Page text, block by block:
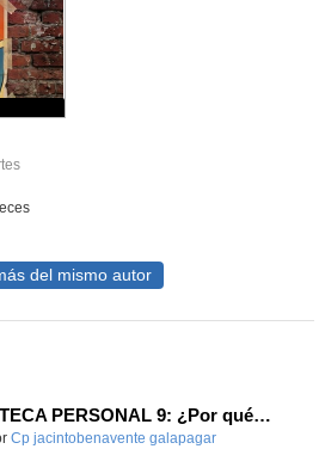
del mismo autor
BIBLIOTECA PERSONAL 9: ¿Por qué ser feliz cuando puedes ser normal?
educativo.
Cp jacintobenavente galapagar-